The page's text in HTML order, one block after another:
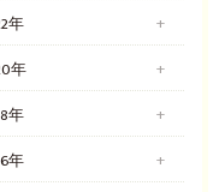
年
年
年
年